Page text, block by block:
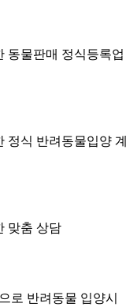
동물판매 정식등록업
정식 반려동물입양 계
맞춤 상담
로 반려동물 입양시